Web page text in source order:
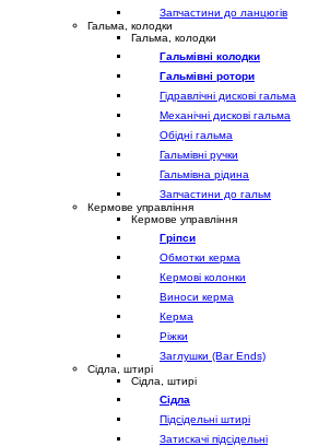
Запчастини до ланцюгів
Гальма, колодки
Гальма, колодки
Гальмівні колодки
Гальмівні ротори
Гідравлічні дискові гальма
Механічні дискові гальма
Обідні гальма
Гальмівні ручки
Гальмівна рідина
Запчастини до гальм
Кермове управління
Кермове управління
Гріпси
Обмотки керма
Кермові колонки
Виноси керма
Керма
Ріжки
Заглушки (Bar Ends)
Сідла, штирі
Сідла, штирі
Сідла
Підсідельні штирі
Затискачі підсідельні